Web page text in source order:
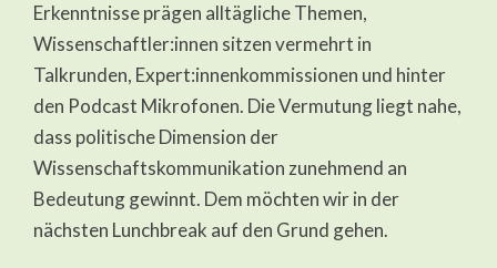
Erkenntnisse prägen alltägliche Themen,
Wissenschaftler:innen sitzen vermehrt in
Talkrunden, Expert:innenkommissionen und hinter
den Podcast Mikrofonen. Die Vermutung liegt nahe,
dass politische Dimension der
Wissenschaftskommunikation zunehmend an
Bedeutung gewinnt. Dem möchten wir in der
nächsten Lunchbreak auf den Grund gehen.